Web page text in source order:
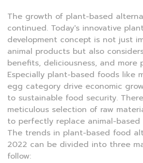
The growth of plant-based
continued. Today's innovative
development concept is not just
animal products but also
benefits, deliciousness, and more
Especially plant-based foods like
egg category drive economic
to sustainable food security.
meticulous selection of raw
to perfectly replace animal-
The trends in plant-based food
2022 can be divided into three
follow: